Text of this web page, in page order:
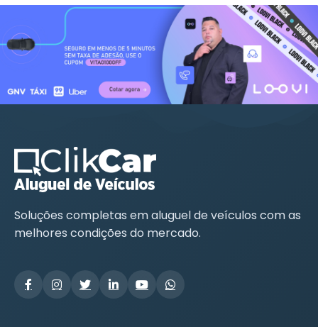
Soluções completas em aluguel de veículos com as
melhores condições do mercado.